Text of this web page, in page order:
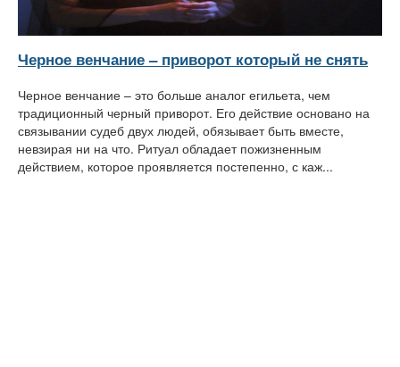
Черное венчание – приворот который не снять
Черное венчание – это больше аналог егильета, чем
традиционный черный приворот. Его действие основано на
связывании судеб двух людей, обязывает быть вместе,
невзирая ни на что. Ритуал обладает пожизненным
действием, которое проявляется постепенно, с каж...